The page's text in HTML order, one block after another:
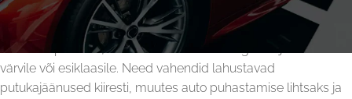
putukaeemaldus tooteid. Meie valikus olevad
putukaeemaldusvahendid on loodud tõhusalt eemaldama
kuivanud putukad, tekitamata kriimustusi ega kahjustusi auto
värvile või esiklaasile. Need vahendid lahustavad
putukajäänused kiiresti, muutes auto puhastamise lihtsaks ja